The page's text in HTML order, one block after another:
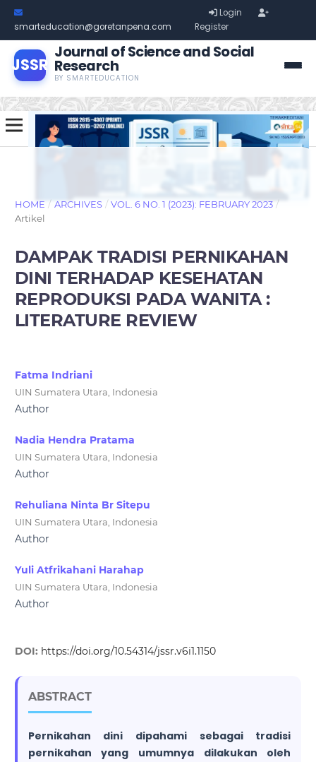
smarteducation@goretanpena.com
Login
Register
JSSR
Journal of Science and Social
Research
BY SMARTEDUCATION
HOME / ARCHIVES / VOL. 6 NO. 1 (2023): FEBRUARY 2023 /
Artikel
DAMPAK TRADISI PERNIKAHAN
DINI TERHADAP KESEHATAN
REPRODUKSI PADA WANITA :
LITERATURE REVIEW
Fatma Indriani
UIN Sumatera Utara, Indonesia
Author
Nadia Hendra Pratama
UIN Sumatera Utara, Indonesia
Author
Rehuliana Ninta Br Sitepu
UIN Sumatera Utara, Indonesia
Author
Yuli Atfrikahani Harahap
UIN Sumatera Utara, Indonesia
Author
DOI: https://doi.org/10.54314/jssr.v6i1.1150
ABSTRACT
Pernikahan dini dipahami sebagai tradisi
pernikahan yang umumnya dilakukan oleh